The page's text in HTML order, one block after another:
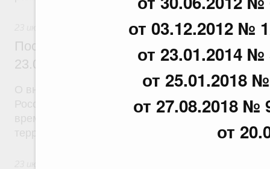
от 03.12.2012 №
от 23.01.2014
от 25.01.2018
от 27.08.2018 №
от
Постановление Правительства
23.07.2026 г. № 926
О внесении на ратификацию Соглашения между
Российской Федерации и Правительством